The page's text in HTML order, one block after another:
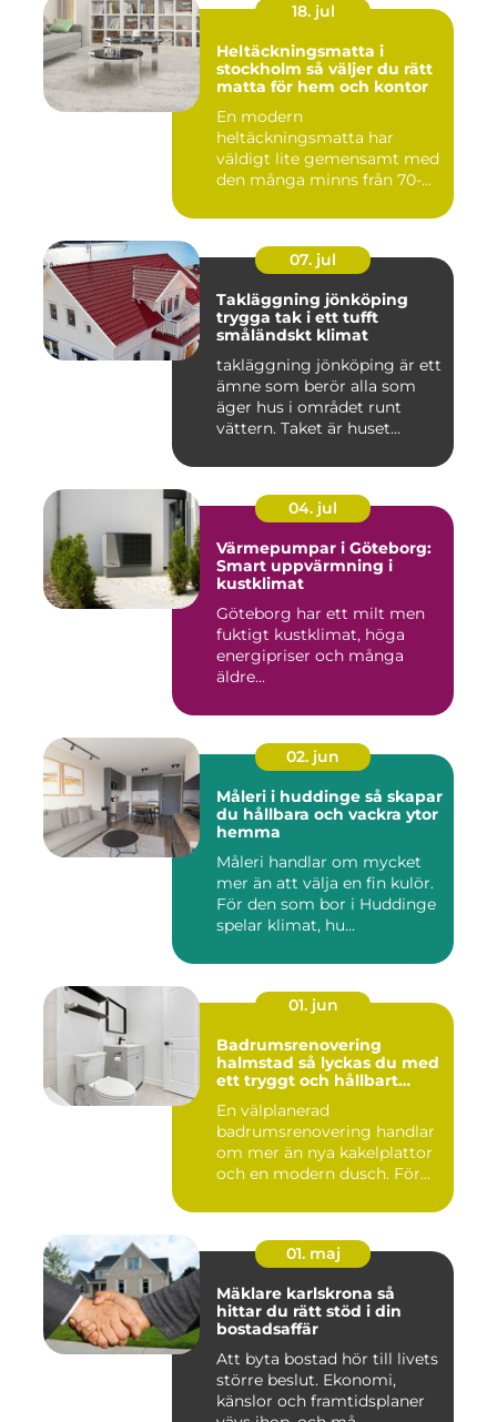
18. jul
Heltäckningsmatta i
stockholm så väljer du rätt
matta för hem och kontor
En modern
heltäckningsmatta har
väldigt lite gemensamt med
den många minns från 70-
07. jul
Takläggning jönköping
trygga tak i ett tufft
småländskt klimat
takläggning jönköping är ett
ämne som berör alla som
äger hus i området runt
vättern. Taket är huset...
04. jul
Värmepumpar i Göteborg:
Smart uppvärmning i
kustklimat
Göteborg har ett milt men
fuktigt kustklimat, höga
energipriser och många
äldre...
02. jun
Måleri i huddinge så skapar
du hållbara och vackra ytor
hemma
Måleri handlar om mycket
mer än att välja en fin kulör.
För den som bor i Huddinge
spelar klimat, hu...
01. jun
Badrumsrenovering
halmstad så lyckas du med
ett tryggt och hållbart
En välplanerad
badrumsrenovering handlar
om mer än nya kakelplattor
och en modern dusch. För
01. maj
Mäklare karlskrona så
hittar du rätt stöd i din
bostadsaffär
Att byta bostad hör till livets
större beslut. Ekonomi,
känslor och framtidsplaner